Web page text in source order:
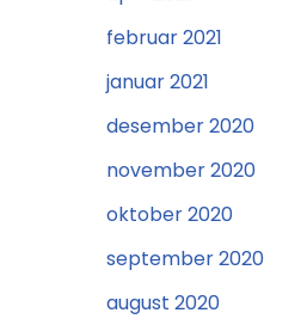
februar 2021
januar 2021
desember 2020
november 2020
oktober 2020
september 2020
august 2020